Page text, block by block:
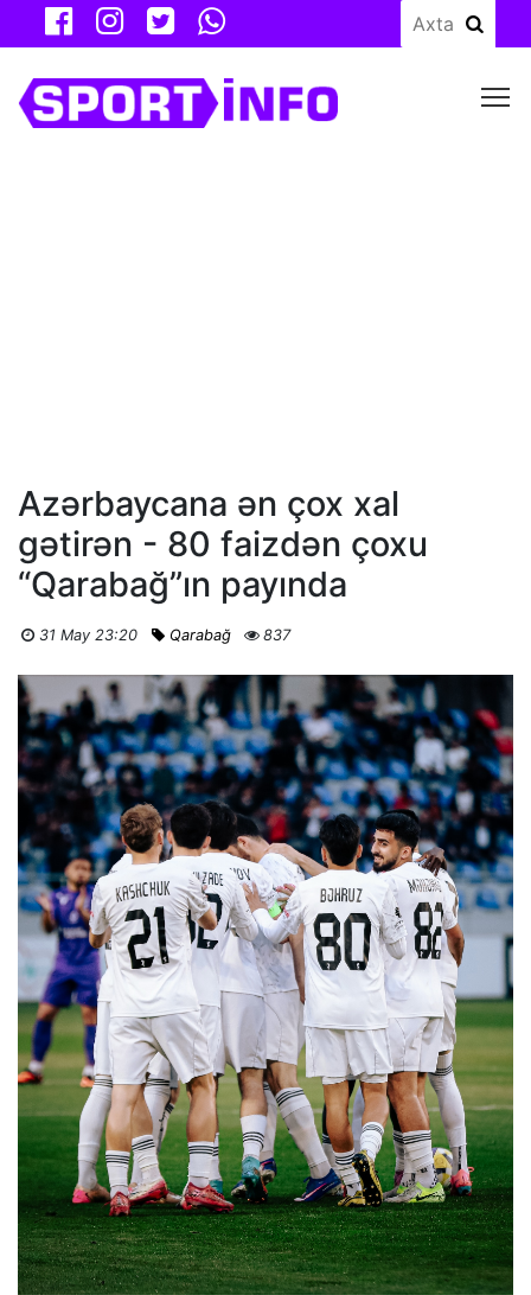
Azərbaycana ən çox xal
gətirən - 80 faizdən çoxu
“Qarabağ”ın payında
31 May 23:20 Qarabağ 837